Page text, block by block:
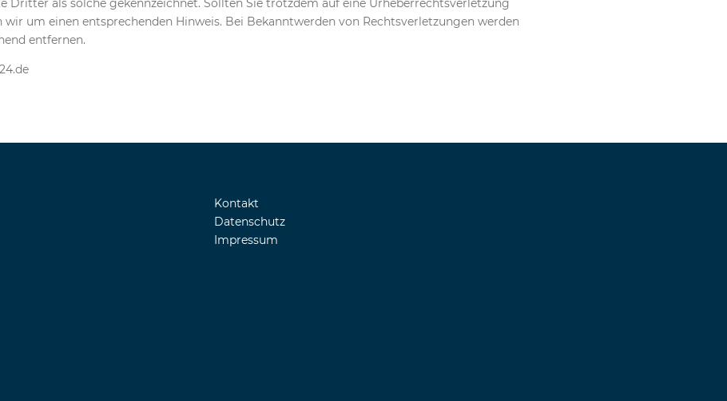
Dritter als solche gekennzeichnet. Sollten Sie trotzdem auf eine Urheberrechtsverletzung
um einen entsprechenden Hinweis. Bei Bekanntwerden von Rechtsverletzungen werden
entfernen.
Kontakt
Datenschutz
Impressum